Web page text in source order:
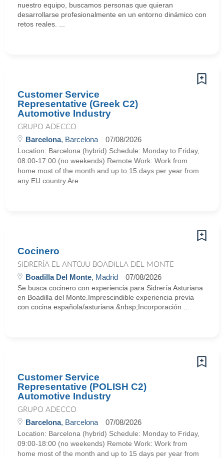
nuestro equipo, buscamos personas que quieran
desarrollarse profesionalmente en un entorno dinámico con
retos reales. ...
Customer Service
Representative (Greek C2)
Automotive Industry
GRUPO ADECCO
Barcelona, Barcelona 07/08/2026
Location: Barcelona (hybrid) Schedule: Monday to Friday,
08:00-17:00 (no weekends) Remote Work: Work from
home most of the month and up to 15 days per year from
any EU country Are
Cocinero
SIDRERÍA EL ANTOJU BOADILLA DEL MONTE
Boadilla Del Monte, Madrid 07/08/2026
Se busca cocinero con experiencia para Sidrería Asturiana
en Boadilla del Monte.Imprescindible experiencia previa
con cocina española/asturiana.&nbsp;Incorporación ...
Customer Service
Representative (POLISH C2)
Automotive Industry
GRUPO ADECCO
Barcelona, Barcelona 07/08/2026
Location: Barcelona (hybrid) Schedule: Monday to Friday,
09:00-18:00 (no weekends) Remote Work: Work from
home most of the month and up to 15 days per year from